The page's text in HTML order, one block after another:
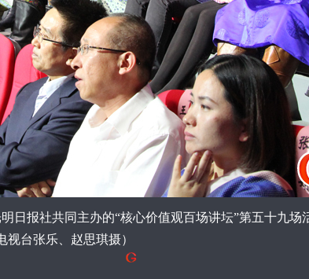
报社共同主办的“核心价值观百场讲坛”第五十九场
台张乐、赵思琪摄）